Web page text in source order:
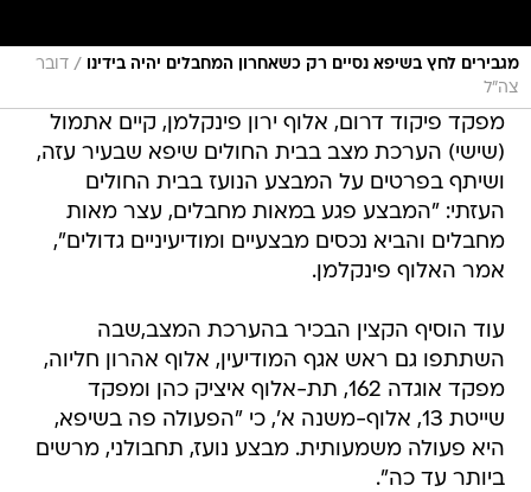
מגבירים לחץ בשיפא נסיים רק כשאחרון המחבלים יהיה בידינו / דובר
צה"ל
מפקד פיקוד דרום, אלוף ירון פינקלמן, קיים אתמול
(שישי) הערכת מצב בבית החולים שיפא שבעיר עזה,
ושיתף בפרטים על המבצע הנועז בבית החולים
העזתי: "המבצע פגע במאות מחבלים, עצר מאות
מחבלים והביא נכסים מבצעיים ומודיעיניים גדולים",
אמר האלוף פינקלמן.
עוד הוסיף הקצין הבכיר בהערכת המצב,שבה
השתתפו גם ראש אגף המודיעין, אלוף אהרון חליוה,
מפקד אוגדה 162, תת-אלוף איציק כהן ומפקד
שייטת 13, אלוף-משנה א', כי "הפעולה פה בשיפא,
היא פעולה משמעותית. מבצע נועז, תחבולני, מרשים
ביותר עד כה".